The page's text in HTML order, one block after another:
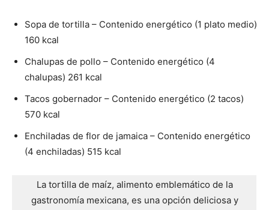
Sopa de tortilla – Contenido energético (1 plato medio)
160 kcal
Chalupas de pollo – Contenido energético (4
chalupas) 261 kcal
Tacos gobernador – Contenido energético (2 tacos)
570 kcal
Enchiladas de flor de jamaica – Contenido energético
(4 enchiladas) 515 kcal
La tortilla de maíz, alimento emblemático de la
gastronomía mexicana, es una opción deliciosa y